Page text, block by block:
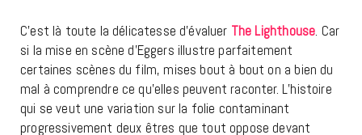
C’est là toute la délicatesse d’évaluer The Lighthouse. Car
si la mise en scène d’Eggers illustre parfaitement
certaines scènes du film, mises bout à bout on a bien du
mal à comprendre ce qu’elles peuvent raconter. L’histoire
qui se veut une variation sur la folie contaminant
progressivement deux êtres que tout oppose devant